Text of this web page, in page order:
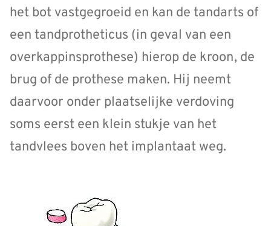
het bot vastgegroeid en kan de tandarts of
een tandprotheticus (in geval van een
overkappinsprothese) hierop de kroon, de
brug of de prothese maken. Hij neemt
daarvoor onder plaatselijke verdoving
soms eerst een klein stukje van het
tandvlees boven het implantaat weg.